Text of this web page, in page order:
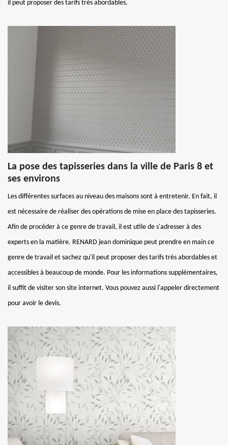
il peut proposer des tarifs très abordables.
La pose des tapisseries dans la ville de Paris 8 et
ses environs
Les différentes surfaces au niveau des maisons sont à entretenir. En fait, il
est nécessaire de réaliser des opérations de mise en place des tapisseries.
Afin de procéder à ce genre de travail, il est utile de s'adresser à des
experts en la matière. RENARD jean dominique peut prendre en main ce
genre de travail et sachez qu'il peut proposer des tarifs très abordables et
accessibles à beaucoup de monde. Pour les informations supplémentaires,
il suffit de visiter son site internet. Vous pouvez aussi l'appeler directement
pour avoir le devis.